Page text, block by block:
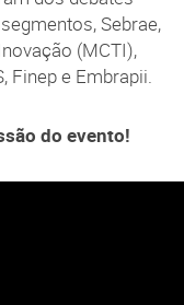
Sebrae,
(MCTI),
Finep e Embrapii.
do evento!